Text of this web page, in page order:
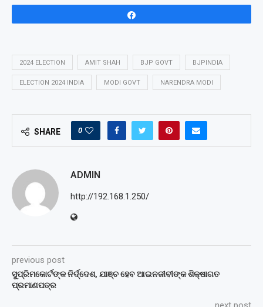
2024 ELECTION AMIT SHAH BJP GOVT BJPINDIA
ELECTION 2024 INDIA MODI GOVT NARENDRA MODI
SHARE 0
ADMIN
http://192.168.1.250/
previous post
ସୁପ୍ରିମକୋର୍ଟଙ୍କ ନିର୍ଦ୍ଦେଶ, ଯାଞ୍ଚ ହେବ ଆଇନଜୀବୀଙ୍କ ଶିକ୍ଷାଗତ
ପ୍ରମାଣପତ୍ର